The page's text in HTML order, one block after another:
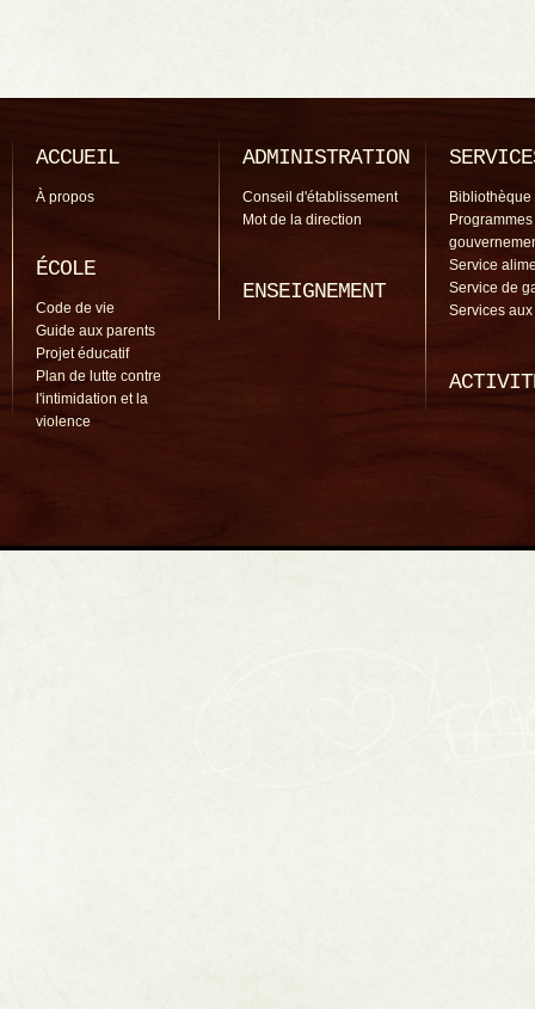
ACCUEIL
À propos
ÉCOLE
Code de vie
Guide aux parents
Projet éducatif
Plan de lutte contre
l'intimidation et la
violence
ADMINISTRATION
Conseil d'établissement
Mot de la direction
ENSEIGNEMENT
Bibliothèque
Programmes
Service
Service de
Services